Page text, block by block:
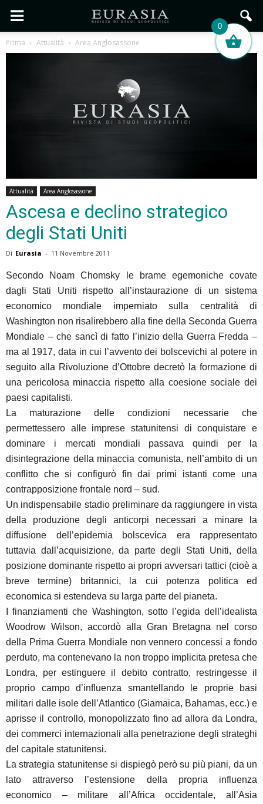
Prima Attualità Area Anglosassone
Attualità Area Anglosassone
Ascesa e declino strategico
degli Stati Uniti
Di Eurasia - 11 Novembre 2011
Secondo Noam Chomsky le brame egemoniche covate
dagli Stati Uniti rispetto all’instaurazione di un sistema
economico mondiale imperniato sulla centralità di
Washington non risalirebbero alla fine della Seconda Guerra
Mondiale – che sancì di fatto l’inizio della Guerra Fredda –
ma al 1917, data in cui l’avvento dei bolscevichi al potere in
seguito alla Rivoluzione d’Ottobre decretò la formazione di
una pericolosa minaccia rispetto alla coesione sociale dei
paesi capitalisti.
La maturazione delle condizioni necessarie che
permettessero alle imprese statunitensi di conquistare e
dominare i mercati mondiali passava quindi per la
disintegrazione della minaccia comunista, nell’ambito di un
conflitto che si configurò fin dai primi istanti come una
contrapposizione frontale nord – sud.
Un indispensabile stadio preliminare da raggiungere in vista
della produzione degli anticorpi necessari a minare la
diffusione dell’epidemia bolscevica era rappresentato
tuttavia dall’acquisizione, da parte degli Stati Uniti, della
posizione dominante rispetto ai propri avversari tattici (cioè a
breve termine) britannici, la cui potenza politica ed
economica si estendeva su larga parte del pianeta.
I finanziamenti che Washington, sotto l’egida dell’idealista
Woodrow Wilson, accordò alla Gran Bretagna nel corso
della Prima Guerra Mondiale non vennero concessi a fondo
perduto, ma contenevano la non troppo implicita pretesa che
Londra, per estinguere il debito contratto, restringesse il
proprio campo d’influenza smantellando le proprie basi
militari dalle isole dell’Atlantico (Giamaica, Bahamas, ecc.) e
aprisse il controllo, monopolizzato fino ad allora da Londra,
dei commerci internazionali alla penetrazione degli strateghi
del capitale statunitensi.
La strategia statunitense si dispiegò però su più piani, da un
lato attraverso l’estensione della propria influenza
economico – militare all’Africa occidentale, all’Asia
0